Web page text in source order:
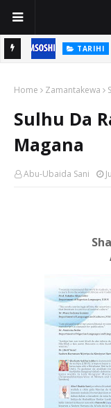
TARIHI
Mutane Ba Su
Home Zamantakewa
Sulhu Da
Magana
Abu-Ubaida Sani